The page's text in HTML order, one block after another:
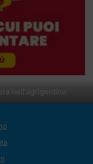
nell'agrigentino